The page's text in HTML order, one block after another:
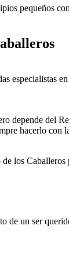
pequeños
especialistas
depende del
hacerlo con
los Caballeros
un ser